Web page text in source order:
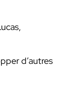
d’autres